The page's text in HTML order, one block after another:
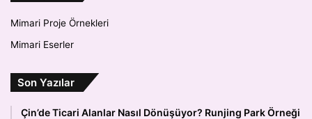
Mimari Proje Örnekleri
Mimari Eserler
Son Yazılar
Çin’de Ticari Alanlar Nasıl Dönüşüyor? Runjing Park Örneği